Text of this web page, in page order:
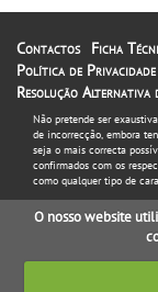
Contactos Ficha
Política de Privacidade
Resolução Alternativa
Não pretende ser
de incorrecção, embora
seja o mais correcta
confirmados com os
como qualquer tipo de
O nosso website